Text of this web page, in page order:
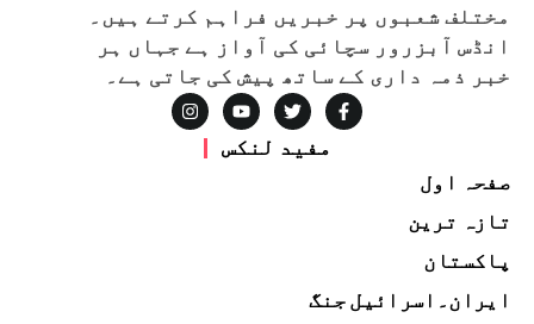
مختلف شعبوں پر خبریں فراہم کرتے ہیں۔
انڈس آبزرور سچائی کی آواز ہے جہاں ہر
خبر ذمہ داری کے ساتھ پیش کی جاتی ہے۔
مفید لنکس
صفحہ اول
تازہ ترین
پاکستان
ایران۔اسرائیل جنگ